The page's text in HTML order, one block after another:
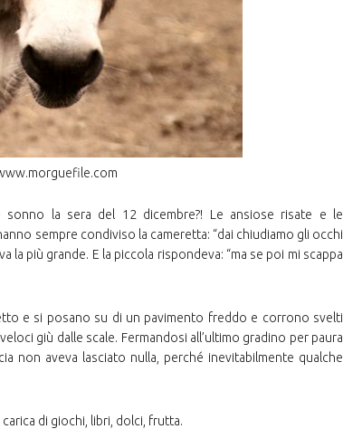
sonno la sera del 12 dicembre?! Le ansiose risate e le
sempre condiviso la cameretta: “dai chiudiamo gli occhi
la più grande. E la piccola rispondeva: “ma se poi mi scappa
e si posano su di un pavimento freddo e corrono svelti
giù dalle scale. Fermandosi all’ultimo gradino per paura
non aveva lasciato nulla, perché inevitabilmente qualche
di giochi, libri, dolci, frutta.